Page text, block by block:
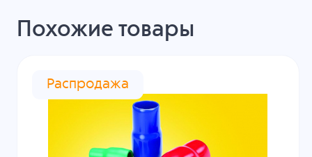
Похожие товары
Распродажа